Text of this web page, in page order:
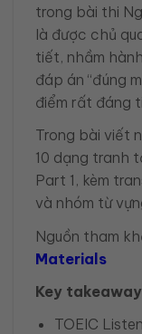
trong bài thi
là được chủ
tiết, nhầm
đáp án “đúng
điểm rất đáng
Trong bài viết
10 dạng tranh
Part 1, kèm
và nhóm từ
Nguồn tham
Materials
Key
TOEIC